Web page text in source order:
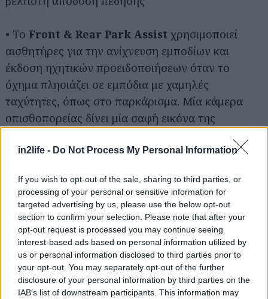
in2life - Do Not Process My Personal Information
If you wish to opt-out of the sale, sharing to third parties, or
processing of your personal or sensitive information for
targeted advertising by us, please use the below opt-out
section to confirm your selection. Please note that after your
opt-out request is processed you may continue seeing
interest-based ads based on personal information utilized by
us or personal information disclosed to third parties prior to
your opt-out. You may separately opt-out of the further
disclosure of your personal information by third parties on the
IAB’s list of downstream participants. This information may
• Το Front & Rear Park Assist χρησιμοποιεί
αισθητήρες για την ανίχνευση εμποδίων και
έκδοση ηχητικών προειδοποιήσεων όταν το
όχημα πλησιάζει σε εμπόδια με χαμηλές
ταχύτητες, όπως στο παρκάρισμα. Μία κάμερα
οπισθοπορείας δίνει μία σαφή εικόνα της
αυτοπεποίθηση στο παρκάρισμα και κατά τη
• ΤοTyre Pressure Monitoring System
συμβάλλει στην ασφάλεια του οδηγού και στην
εξοικονόμηση καυσίμου με προειδοποιήσεις για
υπερβολικά χαμηλή πίεση.
• ΤοElectronic Stability Programμε σύστημα
μείωσης πιθανότητας ανατροπής και έλεγχο
Αναζήτηση
για...